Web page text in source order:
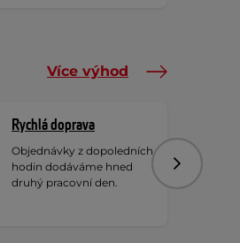
Více výhod
Rychlá doprava
Objednávky z dopoledních
hodin dodáváme hned
druhý pracovní den.